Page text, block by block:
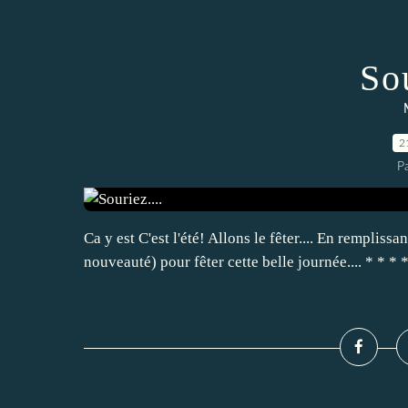
Ca y est C'est l'été! Allons le fêter.... En
nouveauté) pour fêter cette belle journée.... * * *